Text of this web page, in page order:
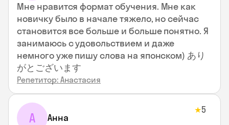
Мне нравится формат обучения. Мне как
новичку было в начале тяжело, но сейчас
становится все больше и больше понятно. Я
занимаюсь с удовольствием и даже
немного уже пишу слова на японском) あり
がとございます
Репетитор: Анастасия
А Анна
★5